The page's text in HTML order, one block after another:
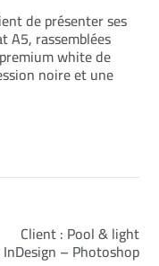
de présenter ses
A5, rassemblées
white de
noire et une
Client : Pool & light
– Photoshop